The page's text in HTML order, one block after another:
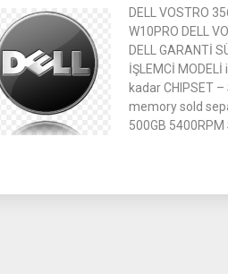
DELL VOSTRO
W10PRO DELL
DELL GARANTİ
İŞLEMCİ
kadar CHIPSET
memory sold
500GB 5400RPM